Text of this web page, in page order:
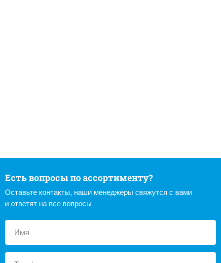
Есть вопросы по ассортименту?
Оставьте контакты, наши менеджеры свяжутся с вами
и ответят на все вопросы